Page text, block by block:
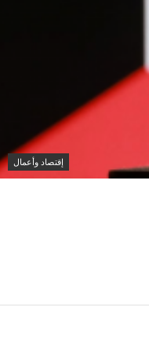
إقتصاد وأعمال